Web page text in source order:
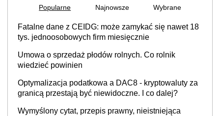
Popularne Najnowsze Wybrane
Fatalne dane z CEIDG: może zamykać się nawet 18
tys. jednoosobowych firm miesięcznie
Umowa o sprzedaż płodów rolnych. Co rolnik
wiedzieć powinien
Optymalizacja podatkowa a DAC8 - kryptowaluty za
granicą przestają być niewidoczne. I co dalej?
Wymyślony cytat, przepis prawny, nieistniejąca